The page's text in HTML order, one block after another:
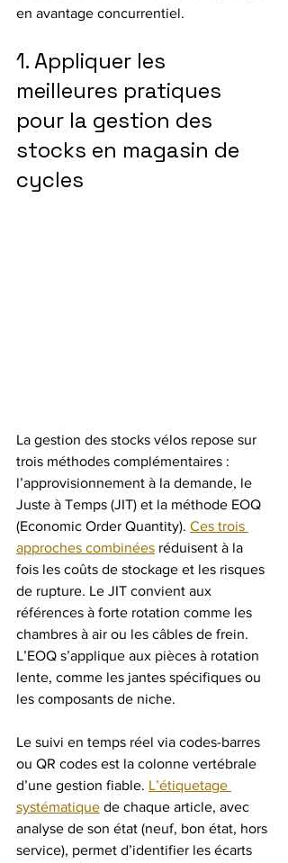
en avantage concurrentiel.
1. Appliquer les
meilleures pratiques
pour la gestion des
stocks en magasin de
cycles
La gestion des stocks vélos repose sur
trois méthodes complémentaires :
l’approvisionnement à la demande, le
Juste à Temps (JIT) et la méthode EOQ
(Economic Order Quantity). Ces trois
approches combinées réduisent à la
fois les coûts de stockage et les risques
de rupture. Le JIT convient aux
références à forte rotation comme les
chambres à air ou les câbles de frein.
L’EOQ s’applique aux pièces à rotation
lente, comme les jantes spécifiques ou
les composants de niche.
Le suivi en temps réel via codes-barres
ou QR codes est la colonne vertébrale
d’une gestion fiable. L’étiquetage
systématique de chaque article, avec
analyse de son état (neuf, bon état, hors
service), permet d’identifier les écarts